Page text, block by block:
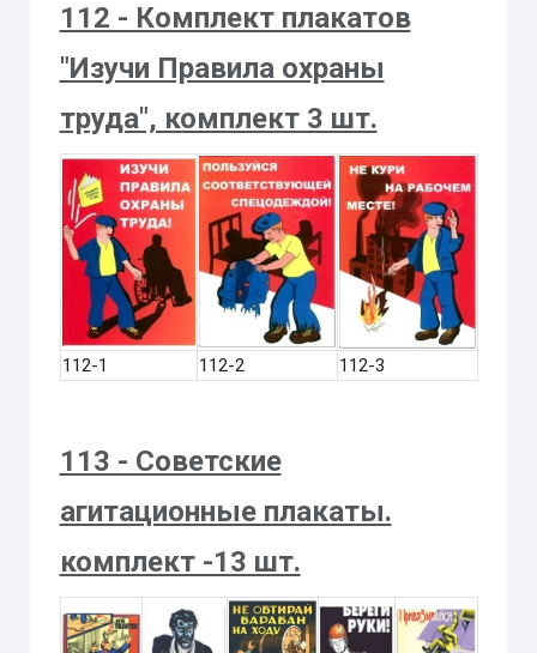
112 - Комплект плакатов
"Изучи Правила охраны
труда", комплект 3 шт.
112-1 112-2 112-3
113 - Советские
агитационные плакаты.
комплект -13 шт.